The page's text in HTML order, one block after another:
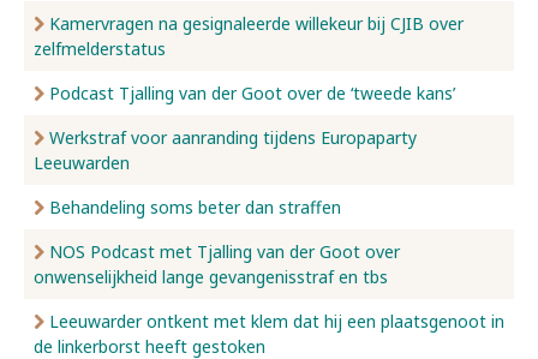
Kamervragen na gesignaleerde willekeur bij CJIB over
zelfmelderstatus
Podcast Tjalling van der Goot over de ‘tweede kans’
Werkstraf voor aanranding tijdens Europaparty
Leeuwarden
Behandeling soms beter dan straffen
NOS Podcast met Tjalling van der Goot over
onwenselijkheid lange gevangenisstraf en tbs
Leeuwarder ontkent met klem dat hij een plaatsgenoot in
de linkerborst heeft gestoken